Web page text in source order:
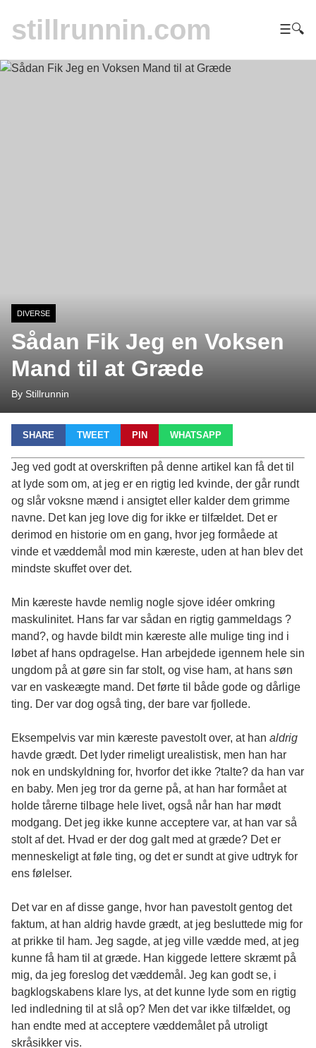
stillrunnin.com ☰🔍
DIVERSE
Sådan Fik Jeg en Voksen
Mand til at Græde
By Stillrunnin
SHARE TWEET PIN WHATSAPP
Jeg ved godt at overskriften på denne artikel kan få det til
at lyde som om, at jeg er en rigtig led kvinde, der går rundt
og slår voksne mænd i ansigtet eller kalder dem grimme
navne. Det kan jeg love dig for ikke er tilfældet. Det er
derimod en historie om en gang, hvor jeg formåede at
vinde et væddemål mod min kæreste, uden at han blev det
mindste skuffet over det.
Min kæreste havde nemlig nogle sjove idéer omkring
maskulinitet. Hans far var sådan en rigtig gammeldags ?
mand?, og havde bildt min kæreste alle mulige ting ind i
løbet af hans opdragelse. Han arbejdede igennem hele sin
ungdom på at gøre sin far stolt, og vise ham, at hans søn
var en vaskeægte mand. Det førte til både gode og dårlige
ting. Der var dog også ting, der bare var fjollede.
Eksempelvis var min kæreste pavestolt over, at han aldrig
havde grædt. Det lyder rimeligt urealistisk, men han har
nok en undskyldning for, hvorfor det ikke ?talte? da han var
en baby. Men jeg tror da gerne på, at han har formået at
holde tårerne tilbage hele livet, også når han har mødt
modgang. Det jeg ikke kunne acceptere var, at han var så
stolt af det. Hvad er der dog galt med at græde? Det er
menneskeligt at føle ting, og det er sundt at give udtryk for
ens følelser.
Det var en af disse gange, hvor han pavestolt gentog det
faktum, at han aldrig havde grædt, at jeg besluttede mig for
at prikke til ham. Jeg sagde, at jeg ville vædde med, at jeg
kunne få ham til at græde. Han kiggede lettere skræmt på
mig, da jeg foreslog det væddemål. Jeg kan godt se, i
bagklogskabens klare lys, at det kunne lyde som en rigtig
led indledning til at slå op? Men det var ikke tilfældet, og
han endte med at acceptere væddemålet på utroligt
skråsikker vis.